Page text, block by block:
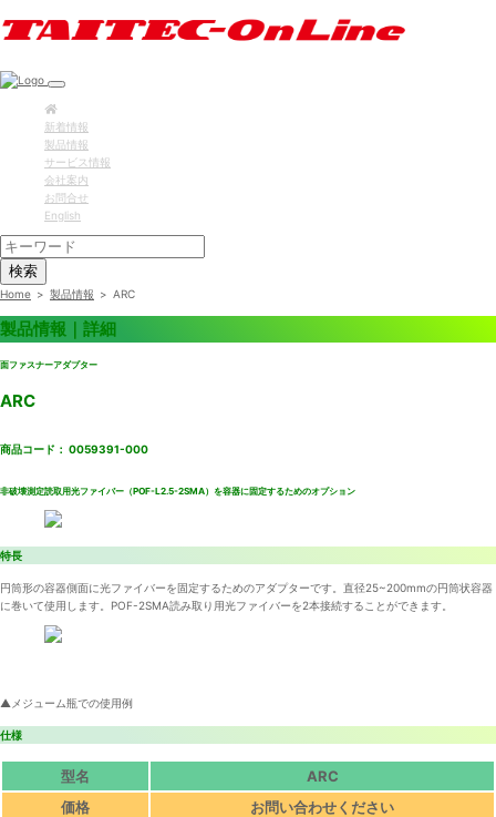
新着情報
製品情報
サービス情報
会社案内
お問合せ
English
検索
Home > 製品情報 > ARC
製品情報｜詳細
面ファスナーアダプター
ARC
商品コード： 0059391-000
非破壊測定読取用光ファイバー（POF-L2.5-2SMA）を容器に固定するためのオプション
特長
円筒形の容器側面に光ファイバーを固定するためのアダプターです。直径25~200mmの円筒状容器
に巻いて使用します。POF-2SMA読み取り用光ファイバーを2本接続することができます。
▲メジューム瓶での使用例
仕様
型名
ARC
価格
お問い合わせください